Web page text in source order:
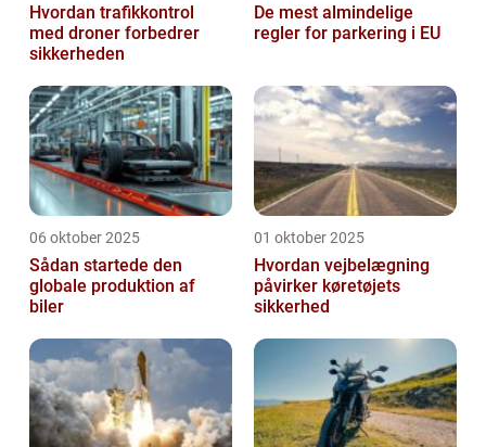
Hvordan trafikkontrol
med droner forbedrer
sikkerheden
De mest almindelige
regler for parkering i EU
06 oktober 2025
Sådan startede den
globale produktion af
biler
01 oktober 2025
Hvordan vejbelægning
påvirker køretøjets
sikkerhed